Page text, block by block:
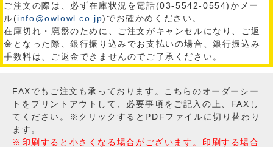
ご注文の際は、必ず在庫状況を電話(03-5542-0554)かメー
ル(info@owlowl.co.jp)でお確かめください。
在庫切れ・廃盤のために、ご注文がキャンセルになり、ご返
金となった際、銀行振り込みでお支払いの場合、銀行振込み
手数料は、ご返金できませんのでご了承ください。
FAXでもご注文も承っております。こちらのオーダーシー
トをプリントアウトして、必要事項をご記入の上、FAXし
てください。※クリックするとPDFファイルに切り替わり
ます。
※印刷すると小さくなる場合がございます。印刷する場合